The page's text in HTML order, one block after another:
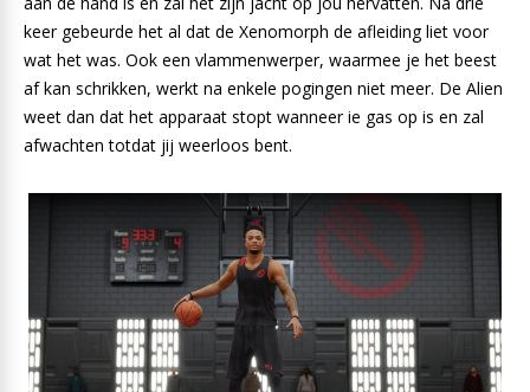
keer gebeurde het al dat de Xenomorph de afleiding liet voor
wat het was. Ook een vlammenwerper, waarmee je het beest
af kan schrikken, werkt na enkele pogingen niet meer. De Alien
weet dan dat het apparaat stopt wanneer ie gas op is en zal
afwachten totdat jij weerloos bent.